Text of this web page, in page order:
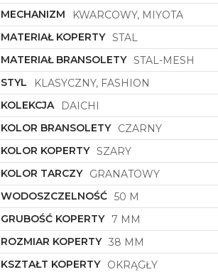
MECHANIZM
KWARCOWY, MIYOTA
MATERIAŁ KOPERTY STAL
MATERIAŁ BRANSOLETY STAL-MESH
STYL
KLASYCZNY, FASHION
KOLEKCJA
DAICHI
KOLOR BRANSOLETY
CZARNY
KOLOR KOPERTY SZARY
KOLOR TARCZY
GRANATOWY
WODOSZCZELNOŚĆ 50 M
GRUBOŚĆ KOPERTY
7 MM
ROZMIAR KOPERTY 38 MM
KSZTAŁT KOPERTY
OKRĄGŁY